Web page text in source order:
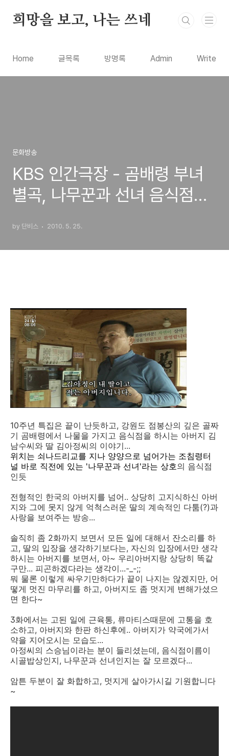
희망을 보고, 나는 쓰네
Home 글목록 방명록 Admin Write
문화방송
KBS 인간극장 - 곰배령 부녀
별곡, 나무꾼과 선녀 음식점의
by 단비스 2010. 5. 25.
10주년 특집은 끝이 난듯하고, 강원도 점봉산의 깊은 골짜
기 곰배령에서 나물을 가지고 음식점을 하시는 아버지 김
남수씨와 딸 김아정씨의 이야기...
위치는 쇠나드리교를 지나 양양으로 넘어가는 조침령터
널 바로 직전에 있는 '나무꾼과 선녀'라는 상호의 음식점
인듯
전형적인 한국의 아버지를 넘어.. 상당히 고지식하신 아버
지와 그에 못지 않게 억척스러운 딸의 계속적인 다툼(?)과
사랑을 보여주는 방송...
솔직히 좀 2화까지 보면서 모든 일에 대해서 잔소리를 하
고, 딸의 입장을 생각하기보다는, 자신의 입장에서만 생각
하시는 아버지를 보면서, 아~ 우리아버지랑 상당히 똑같
구만... 피곤하겠다라는 생각이...-_-;;
뭐 물론 이렇게 싸우기만하다가 끝이 나지는 않겠지만, 어
떻게 멋진 마무리를 하고, 아버지도 좀 멋지게 변해가셨으
면 한다~
3화에서는 고된 일에 근육통, 류마티스때문에 고통을 호
소하고, 아버지와 한판 하신후에.. 아버지가 약국에가서
약을 지어오시는 모습도...
아정씨의 스승님이라는 분이 들리셨는데, 음식점이름이
시골밥상인지, 나무꾼과 선녀인지는 잘 모르겠다...
암튼 두분이 잘 화합하고, 멋지게 살아가시길 기원합니다
~